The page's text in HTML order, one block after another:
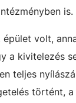
is.
épület volt,
a kivitelezés
teljes
történt,